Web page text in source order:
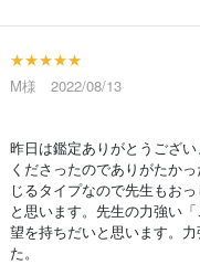
★★★★★
M様 2022/08/13
昨日は鑑定ありがとうござ
くださったのでありがたか
じるタイプなので先生もお
と思います。先生の力強い
望を持ちだいと思います。
た。